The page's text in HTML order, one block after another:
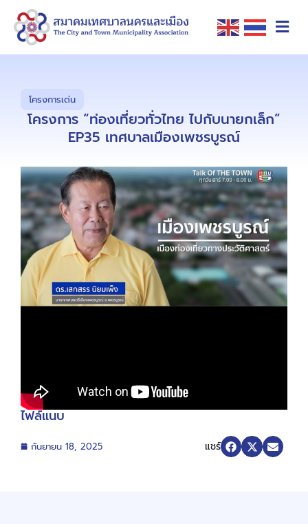
โครงการเด่น
โครงการ “ท่องเที่ยวทั่วไทย ไปกับนายกเล็ก”
EP35 เทศบาลเมืองเพชรบูรณ์
ไฟล์แนบ
กันยายน 18, 2025 แชร์